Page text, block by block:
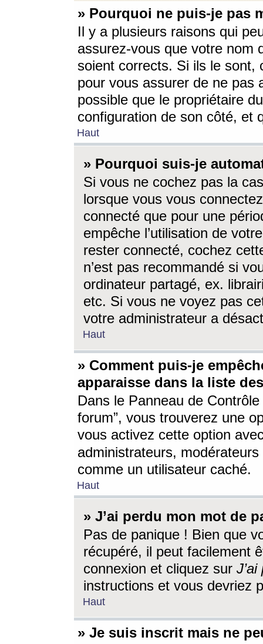
» Pourquoi ne puis-je pas
Il y a plusieurs raisons qui
assurez-vous que votre nom
soient corrects. Si ils le sont,
pour vous assurer de ne pas
possible que le propriétaire
configuration de son côté, et
Haut
» Pourquoi suis-je
Si vous ne cochez pas la
lorsque vous vous
connecté que pour une
empêche l’utilisation de
rester connecté, cochez
n’est pas recommandé si
ordinateur partagé, ex.
etc. Si vous ne voyez pas
votre administrateur a
Haut
» Comment puis-je
apparaisse dans la liste
Dans le Panneau de
forum”, vous trouverez une
vous activez cette option
administrateurs,
comme un utilisateur caché.
Haut
» J’ai perdu mon mot de
Pas de panique ! Bien que
récupéré, il peut facilement
connexion et cliquez sur
instructions et vous devriez
Haut
» Je suis inscrit mais ne